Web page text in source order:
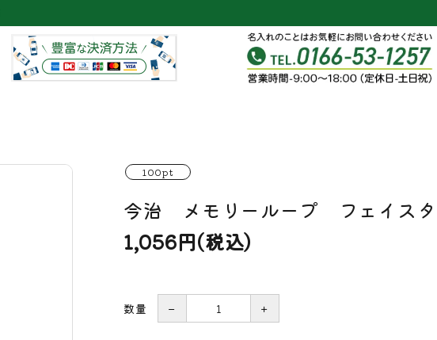
100pt
今治 メモリーループ フェイス
1,056円(税込)
数量 － ＋